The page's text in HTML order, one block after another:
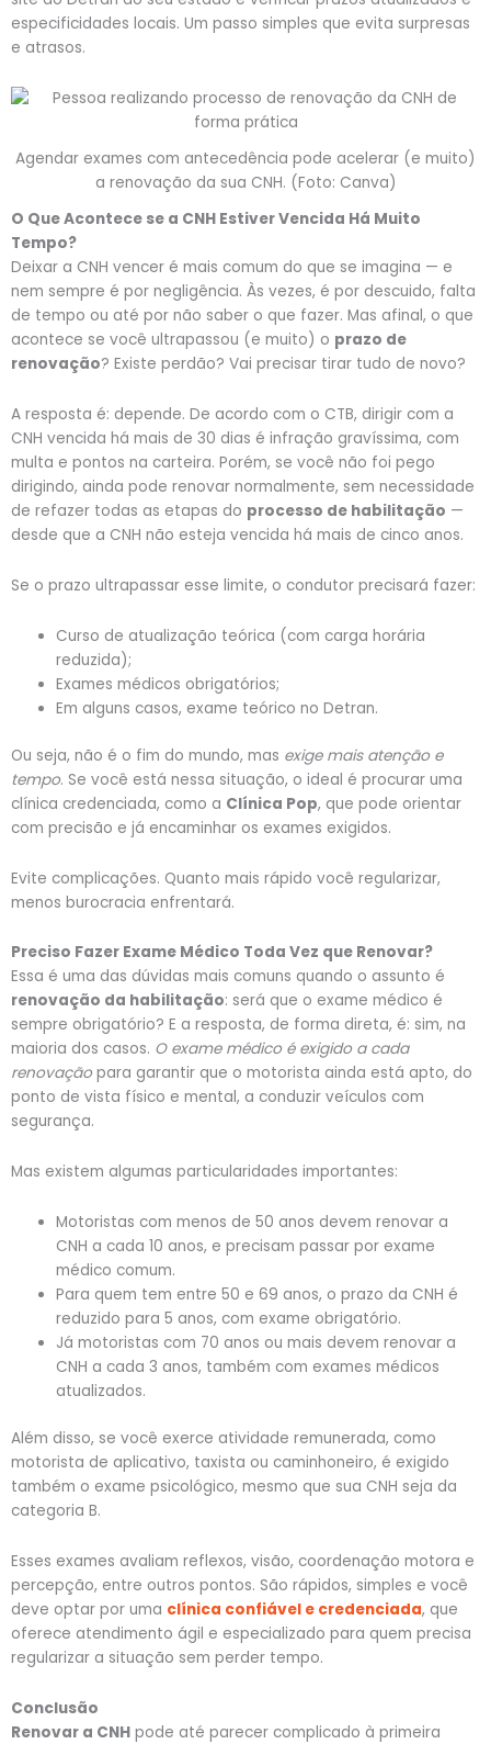
especificidades locais. Um passo simples que evita surpresas
e atrasos.
Agendar exames com antecedência pode acelerar (e muito)
a renovação da sua CNH. (Foto: Canva)
O Que Acontece se a CNH Estiver Vencida Há Muito
Tempo?
Deixar a CNH vencer é mais comum do que se imagina — e
nem sempre é por negligência. Às vezes, é por descuido, falta
de tempo ou até por não saber o que fazer. Mas afinal, o que
acontece se você ultrapassou (e muito) o prazo de
renovação? Existe perdão? Vai precisar tirar tudo de novo?
A resposta é: depende. De acordo com o CTB, dirigir com a
CNH vencida há mais de 30 dias é infração gravíssima, com
multa e pontos na carteira. Porém, se você não foi pego
dirigindo, ainda pode renovar normalmente, sem necessidade
de refazer todas as etapas do processo de habilitação —
desde que a CNH não esteja vencida há mais de cinco anos.
Se o prazo ultrapassar esse limite, o condutor precisará fazer:
Curso de atualização teórica (com carga horária
reduzida);
Exames médicos obrigatórios;
Em alguns casos, exame teórico no Detran.
Ou seja, não é o fim do mundo, mas exige mais atenção e
tempo. Se você está nessa situação, o ideal é procurar uma
clínica credenciada, como a Clínica Pop, que pode orientar
com precisão e já encaminhar os exames exigidos.
Evite complicações. Quanto mais rápido você regularizar,
menos burocracia enfrentará.
Preciso Fazer Exame Médico Toda Vez que Renovar?
Essa é uma das dúvidas mais comuns quando o assunto é
renovação da habilitação: será que o exame médico é
sempre obrigatório? E a resposta, de forma direta, é: sim, na
maioria dos casos. O exame médico é exigido a cada
renovaçãopara garantir que o motorista ainda está apto, do
ponto de vista físico e mental, a conduzir veículos com
segurança.
Mas existem algumas particularidades importantes:
Motoristas com menos de 50 anos devem renovar a
CNH a cada 10 anos, e precisam passar por exame
médico comum.
Para quem tem entre 50 e 69 anos, o prazo da CNH é
reduzido para 5 anos, com exame obrigatório.
Já motoristas com 70 anos ou mais devem renovar a
CNH a cada 3 anos, também com exames médicos
atualizados.
Além disso, se você exerce atividade remunerada, como
motorista de aplicativo, taxista ou caminhoneiro, é exigido
também o exame psicológico, mesmo que sua CNH seja da
categoria B.
Esses exames avaliam reflexos, visão, coordenação motora e
percepção, entre outros pontos. São rápidos, simples e você
deve optar por uma clínica confiável e credenciada, que
oferece atendimento ágil e especializado para quem precisa
regularizar a situação sem perder tempo.
Conclusão
Renovar a CNH pode até parecer complicado à primeira